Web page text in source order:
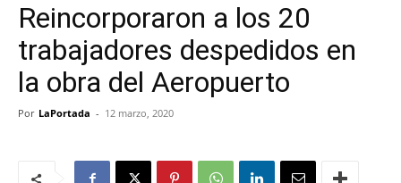
Reincorporaron a los 20
trabajadores despedidos en
la obra del Aeropuerto
Por LaPortada - 12 marzo, 2020